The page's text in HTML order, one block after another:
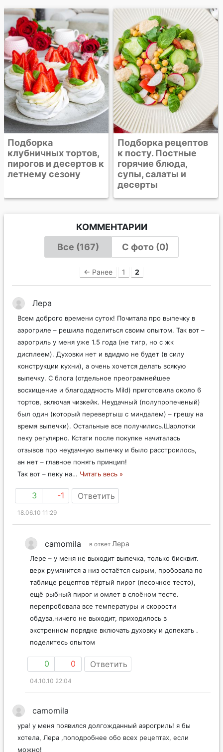
Подборка
клубничных тортов,
пирогов и десертов к
летнему сезону
Подборка рецептов
к посту. Постные
горячие блюда,
супы, салаты и
десерты
КОММЕНТАРИИ
Все (167)
С фото (0)
← Ранее 1 2
Лера
Всем доброго времени суток! Почитала про выпечку в
аэрогриле – решила поделиться своим опытом. Так вот –
аэрогриль у меня уже 1.5 года (не тигр, но с жк
дисплеем). Духовки нет и вдидмо не будет (в силу
конструкции кухни), а очень хочется делать всякую
выпечку. С блога (отдельное преограмнейшее
восхищение и благодадность Mild) приготовила около 6
тортов, включая чизкейк. Неудачный (полупропеченый)
был один (который перевертыш с миндалем) – грешу на
время выпечки). Остальные все получились.Шарлотки
пеку регулярно. Кстати после покупке начиталась
отзывов про неудачную выпечку и было расстроилось,
ан нет – главное понять принцип!
Так вот – пеку на… Читать весь »
3 -1 Ответить
18.06.10 11:29
camomila в ответ Лера
Лере – у меня не выходит выпечка, только бисквит.
верх румянится а низ остаётся сырым, пробовала по
таблице рецептов тёртый пирог (песочное тесто),
ещё рыбный пирог и омлет в слоёном тесте.
перепробовала все температуры и скорости
обдува,ничего не выходит, приходилось в
экстренном порядке включать духовку и допекать .
поделитесь опытом
0 0 Ответить
04.10.10 22:04
camomila
ура! у меня появился долгожданный аэрогриль! я бы
хотела, Лера ,поподробнее обо всех рецептах, если
можно!